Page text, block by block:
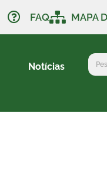
FAQ MAPA
Notícias